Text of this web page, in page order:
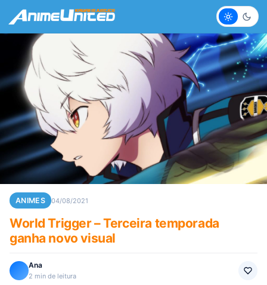
Claro
ANIMES 04/08/2021
World Trigger – Terceira temporada
ganha novo visual
Ana
2 min de leitura